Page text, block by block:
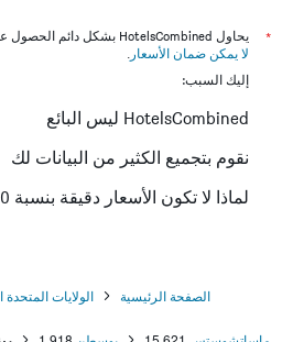
*
يحاول HotelsCombined بشكل دائم الحصول على الأسعار الدقيقة، ولكن
لا يمكن ضمان الأسعار .
إليك السبب:
HotelsCombined ليس البائع
نقوم بتجميع الكثير من البيانات لك
لماذا لا تكون الأسعار دقيقة بنسبة 100٪؟
الصفحة الرئيسية الولايات المتحدة